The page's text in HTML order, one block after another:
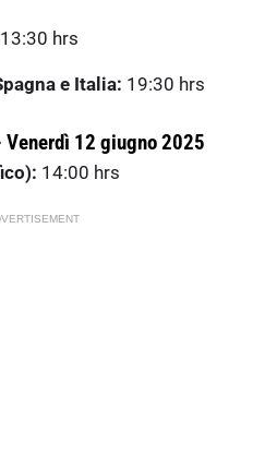
13:30 hrs
e Italia: 19:30 hrs
12 giugno 2025
14:00 hrs